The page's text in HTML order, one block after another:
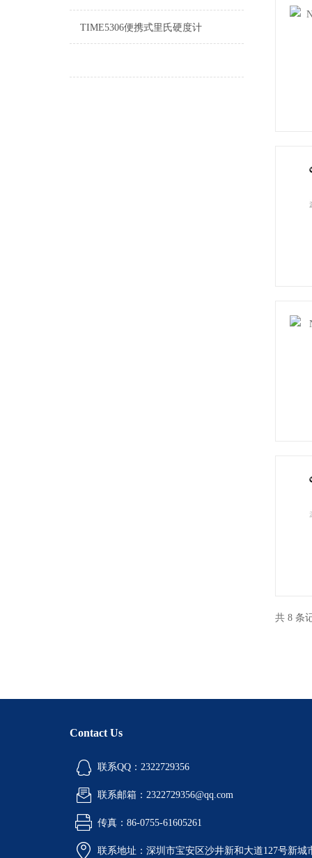
TIME5306便携式里氏硬度计
共 8 条
Contact Us
联系QQ：2322729356
联系邮箱：2322729356@qq.com
传真：86-0755-61605261
联系地址：深圳市宝安区沙井新和大道127号新城